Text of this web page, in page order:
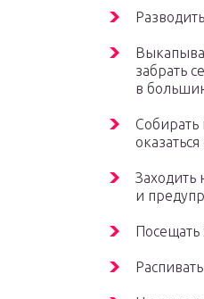
забрать
в
и
Посещать